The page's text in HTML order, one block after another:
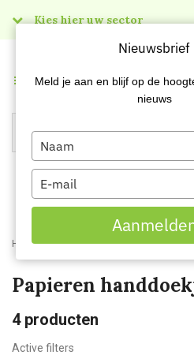
Kies hier uw sector
Menu
Home Webshop Hygienepapier
Papieren
4 producten
Active filters
Nieuwsbrief
Meld je aan en blijf op de
nieuws
Type
your
name
Type
your
email